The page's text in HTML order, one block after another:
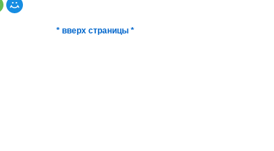
* вверх страницы *